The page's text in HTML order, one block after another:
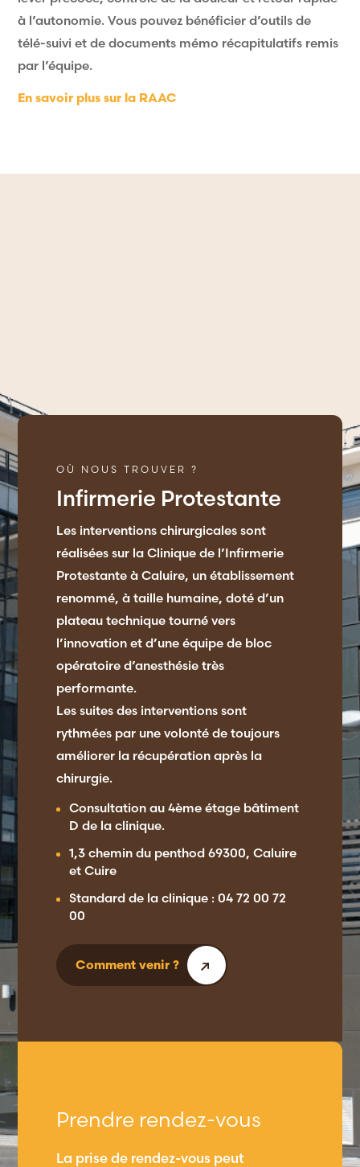
à l’autonomie. Vous pouvez bénéficier d’outils de
télé-suivi et de documents mémo récapitulatifs remis
par l’équipe.
En savoir plus sur la RAAC
OÙ NOUS TROUVER ?
Infirmerie Protestante
Les interventions chirurgicales sont
réalisées sur la Clinique de l’Infirmerie
Protestante à Caluire, un établissement
renommé, à taille humaine, doté d’un
plateau technique tourné vers
l’innovation et d’une équipe de bloc
opératoire d’anesthésie très
performante.
Les suites des interventions sont
rythmées par une volonté de toujours
améliorer la récupération après la
chirurgie.
Consultation au 4ème étage bâtiment
D de la clinique.
1,3 chemin du penthod 69300, Caluire
et Cuire
Standard de la clinique : 04 72 00 72
00
Comment venir ?
Prendre rendez-vous
La prise de rendez-vous peut